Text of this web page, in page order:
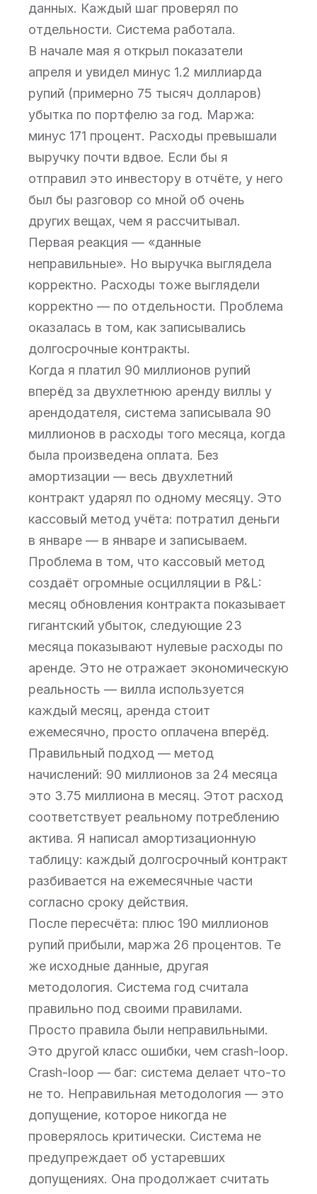
данных. Каждый шаг проверял по
отдельности. Система работала.
В начале мая я открыл показатели
апреля и увидел минус 1.2 миллиарда
рупий (примерно 75 тысяч долларов)
убытка по портфелю за год. Маржа:
минус 171 процент. Расходы превышали
выручку почти вдвое. Если бы я
отправил это инвестору в отчёте, у него
был бы разговор со мной об очень
других вещах, чем я рассчитывал.
Первая реакция — «данные
неправильные». Но выручка выглядела
корректно. Расходы тоже выглядели
корректно — по отдельности. Проблема
оказалась в том, как записывались
долгосрочные контракты.
Когда я платил 90 миллионов рупий
вперёд за двухлетнюю аренду виллы у
арендодателя, система записывала 90
миллионов в расходы того месяца, когда
была произведена оплата. Без
амортизации — весь двухлетний
контракт ударял по одному месяцу. Это
кассовый метод учёта: потратил деньги
в январе — в январе и записываем.
Проблема в том, что кассовый метод
создаёт огромные осцилляции в P&L:
месяц обновления контракта показывает
гигантский убыток, следующие 23
месяца показывают нулевые расходы по
аренде. Это не отражает экономическую
реальность — вилла используется
каждый месяц, аренда стоит
ежемесячно, просто оплачена вперёд.
Правильный подход — метод
начислений: 90 миллионов за 24 месяца
это 3.75 миллиона в месяц. Этот расход
соответствует реальному потреблению
актива. Я написал амортизационную
таблицу: каждый долгосрочный контракт
разбивается на ежемесячные части
согласно сроку действия.
После пересчёта: плюс 190 миллионов
рупий прибыли, маржа 26 процентов. Те
же исходные данные, другая
методология. Система год считала
правильно под своими правилами.
Просто правила были неправильными.
Это другой класс ошибки, чем crash-loop.
Crash-loop — баг: система делает что-то
не то. Неправильная методология — это
допущение, которое никогда не
проверялось критически. Система не
предупреждает об устаревших
допущениях. Она продолжает считать